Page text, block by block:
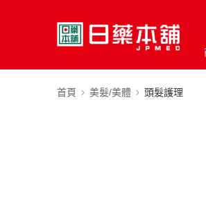
首頁 美髮/美體 頭髮護理